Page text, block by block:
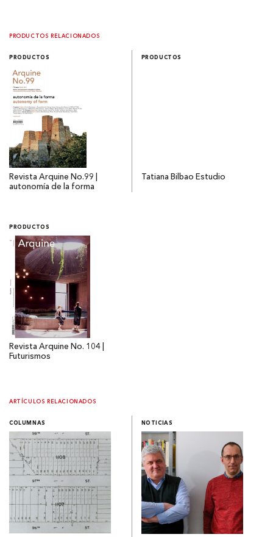
PRODUCTOS RELACIONADOS
PRODUCTOS
Revista Arquine No.99 |
autonomía de la forma
PRODUCTOS
Tatiana Bilbao Estudio
PRODUCTOS
Revista Arquine No. 104 |
Futurismos
ARTÍCULOS RELACIONADOS
COLUMNAS NOTICIAS